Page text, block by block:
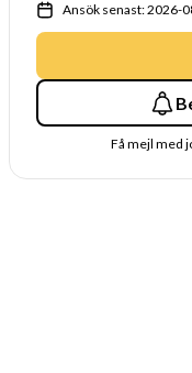
Ansök senast: 2026-
Få mejl med